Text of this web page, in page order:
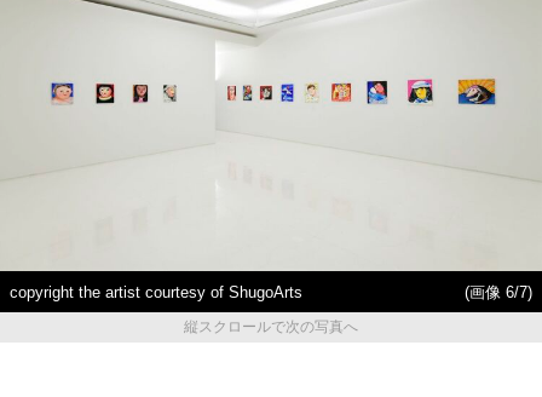
copyright the artist courtesy of ShugoArts
(画像 6/7)
縦スクロールで次の写真へ